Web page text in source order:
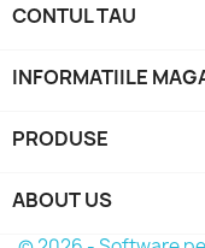
CONTUL TAU
INFORMATIILE
PRODUSE
ABOUT US